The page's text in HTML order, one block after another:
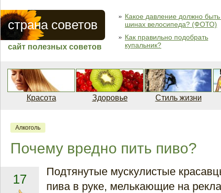
страна советов
сайт полезных советов
Какое давление должно быть
шинах велосипеда? (ФОТО)
Как правильно подобрать
купальник?
Красота Здоровье Стиль жизни
Алкоголь
Почему вредно пить пиво?
17
Подтянутые мускулистые
пива в руке, мелькающие на